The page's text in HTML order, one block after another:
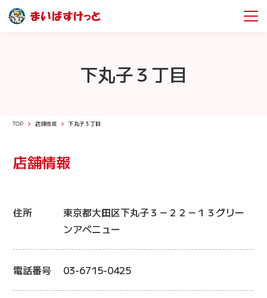
下丸子３丁目
TOP 店舗情報 下丸子３丁目
店舗情報
住所
東京都大田区下丸子３－２２－１３グリー
ンアベニュー
電話番号 03-6715-0425